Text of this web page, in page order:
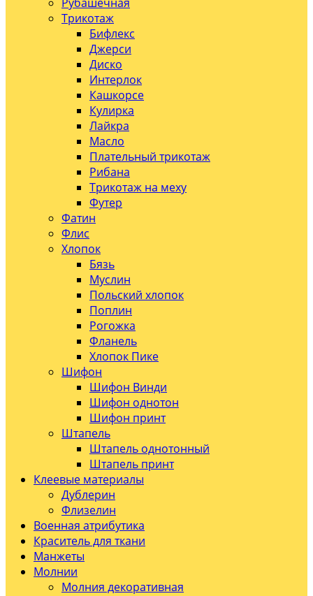
Трикотаж
Бифлекс
Джерси
Диско
Интерлок
Кашкорсе
Кулирка
Лайкра
Масло
Плательный трикотаж
Рибана
Трикотаж на меху
Футер
Фатин
Флис
Хлопок
Бязь
Муслин
Польский хлопок
Поплин
Рогожка
Фланель
Хлопок Пике
Шифон
Шифон Винди
Шифон однотон
Шифон принт
Штапель
Штапель однотонный
Штапель принт
Клеевые материалы
Дублерин
Флизелин
Военная атрибутика
Краситель для ткани
Манжеты
Молнии
Молния декоративная